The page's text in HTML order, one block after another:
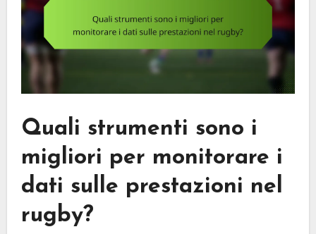
Quali strumenti sono i
migliori per monitorare i
dati sulle prestazioni nel
rugby?